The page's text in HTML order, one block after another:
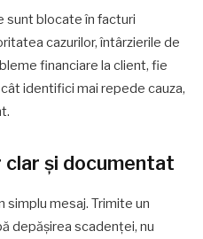
sunt blocate în facturi
cazurilor, întârzierile de
financiare la client, fie
identifici mai repede cauza,
și documentat
simplu mesaj. Trimite un
depășirea scadenței, nu